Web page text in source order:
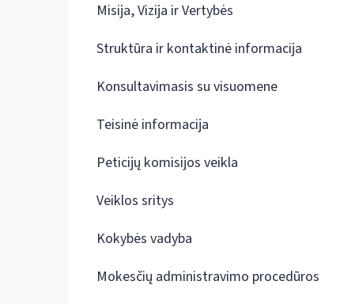
Misija, Vizija ir Vertybės
Struktūra ir kontaktinė informacija
Konsultavimasis su visuomene
Teisinė informacija
Peticijų komisijos veikla
Veiklos sritys
Kokybės vadyba
Mokesčių administravimo procedūros